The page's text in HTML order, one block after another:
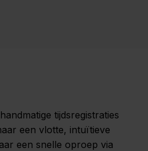
tijdsregistraties
een vlotte, intuïtieve
een snelle oproep via